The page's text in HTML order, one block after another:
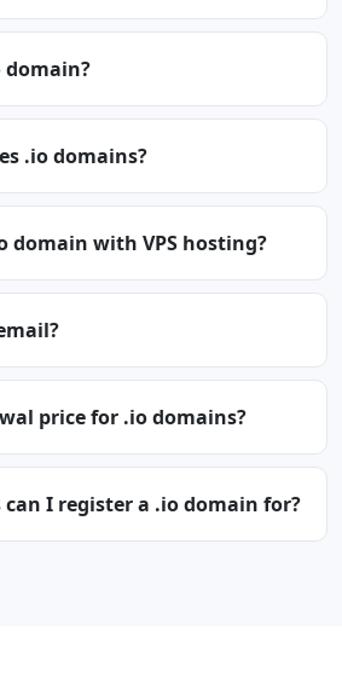
domain?
.io domains?
domain with VPS hosting?
price for .io domains?
can I register a .io domain for?